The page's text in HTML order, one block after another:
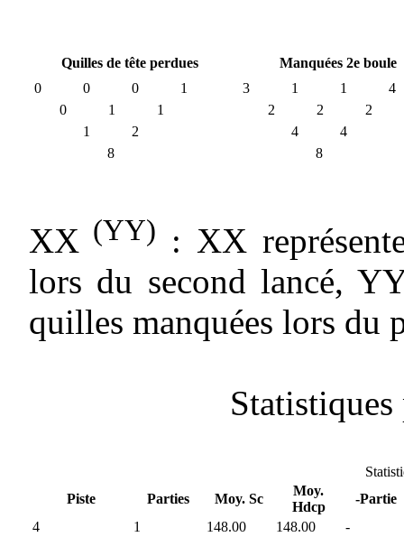
Quilles de tête perdues
0
0 0
1
0
1
1
1
2
8
Manquées 2e boule
3
1 1
4
2
2
2
4
4
8
XX (YY) : XX
lors du second lancé,
quilles manquées lors du
Piste
Parties Moy. Sc
Moy.
Hdcp
-Partie
4
1 148.00 148.00
-